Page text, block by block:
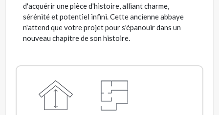
d'acquérir une pièce d'histoire, alliant charme,
sérénité et potentiel infini. Cette ancienne abbaye
n'attend que votre projet pour s'épanouir dans un
nouveau chapitre de son histoire.